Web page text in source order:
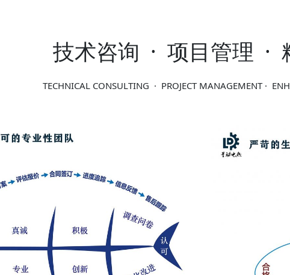
技术咨询 · 项目管理 ·
TECHNICAL CONSULTING · PROJECT MANAGEMENT ·